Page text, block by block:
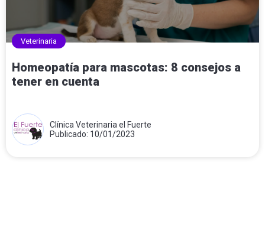
Veterinaria
Homeopatía para mascotas: 8 consejos a
tener en cuenta
Clínica Veterinaria el Fuerte
Publicado: 10/01/2023